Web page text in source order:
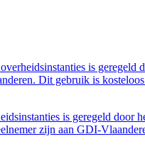
is
Dit gebruik is
is geregeld
zijn aan GDI-